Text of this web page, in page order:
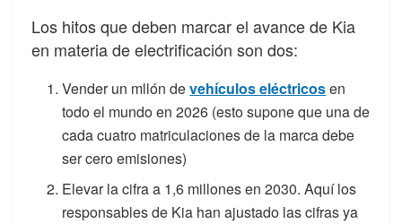
Los hitos que deben marcar el avance de Kia
en materia de electrificación son dos:
Vender un mllón devehículos eléctricosen
todo el mundo en 2026 (esto supone que una de
cada cuatro matriculaciones de la marca debe
ser cero emisiones)
Elevar la cifra a 1,6 millones en 2030. Aquí los
responsables de Kia han ajustado las cifras ya